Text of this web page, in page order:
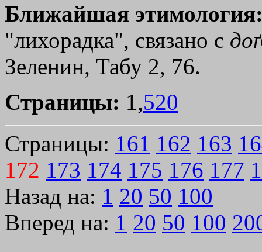
Ближайшая
"лихорадка", связано с
Зеленин, Табу 2, 76.
Страницы: 1,520
Страницы: 161 162 163
172 173 174 175 176 177
Назад на: 1 20 50 100
Вперед на: 1 20 50 100